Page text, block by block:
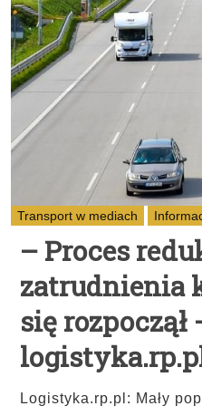
Transport w mediach
– Proces
zatrudnienia
się rozpoczął
Logistyka.rp.pl: Mały